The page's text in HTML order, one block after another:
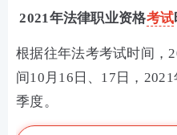
2021年法律职业资格考试
根据往年法考考试时间，
间10月16日、17日，
季度。